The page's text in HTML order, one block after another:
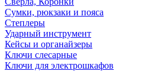
Сумки, рюкзаки и пояса
Степлеры
Ударный инструмент
Кейсы и органайзеры
Ключи слесарные
Ключи для электрошкафов